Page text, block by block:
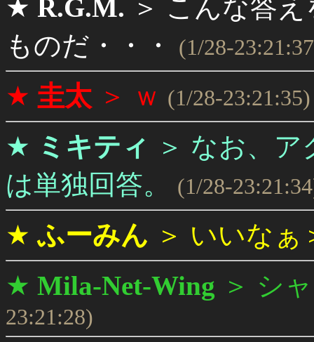
★ R.G.M. ＞ こんな答
ものだ・・・
(1/28-
★ 圭太 ＞ ｗ (1/28-23:21:35)
★ ミキティ ＞ なお、ア
は単独回答。
(1/28-
★ふーみん ＞ いいなぁ
★ Mila-Net-Wing ＞ シ
23:21:28)